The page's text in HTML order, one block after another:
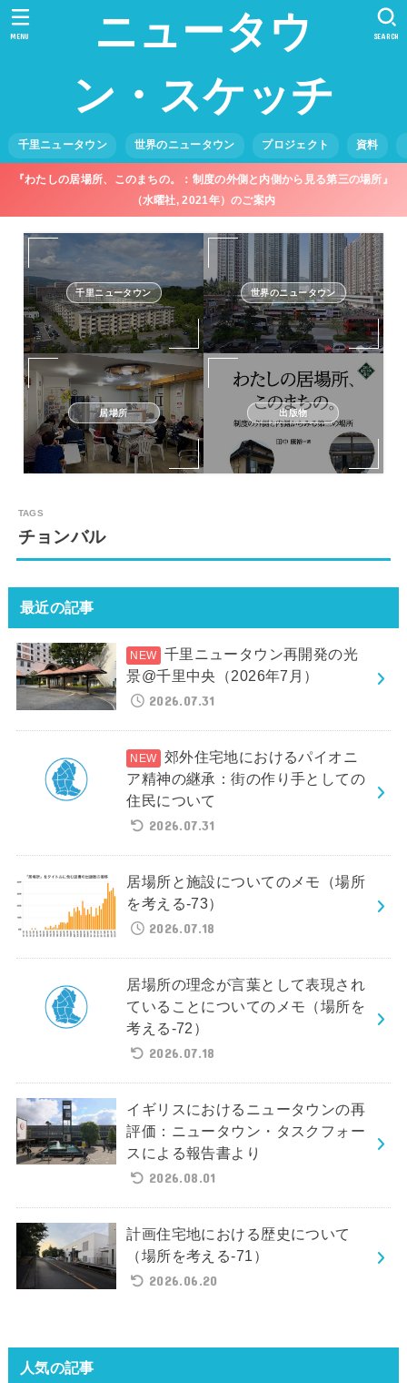
ニュータウ
ン・スケッチ
千里ニュータウン 世界のニュータウン プロジェクト 資料
SEARCH
MENU
『わたしの居場所、このまちの。：制度の外側と内側から見る第三の場所』
（水曜社, 2021年）のご案内
千里ニュータウン 世界のニュータウン
居場所 出版物
チョンバル
最近の記事
千里ニュータウン再開発の光
景@千里中央（2026年7月）
2026.07.31
郊外住宅地におけるパイオニ
ア精神の継承：街の作り手としての
住民について
2026.07.31
居場所と施設についてのメモ（場所
を考える-73）
2026.07.18
居場所の理念が言葉として表現され
ていることについてのメモ（場所を
考える-72）
2026.07.18
イギリスにおけるニュータウンの再
評価：ニュータウン・タスクフォー
スによる報告書より
2026.08.01
計画住宅地における歴史について
（場所を考える-71）
2026.06.20
人気の記事